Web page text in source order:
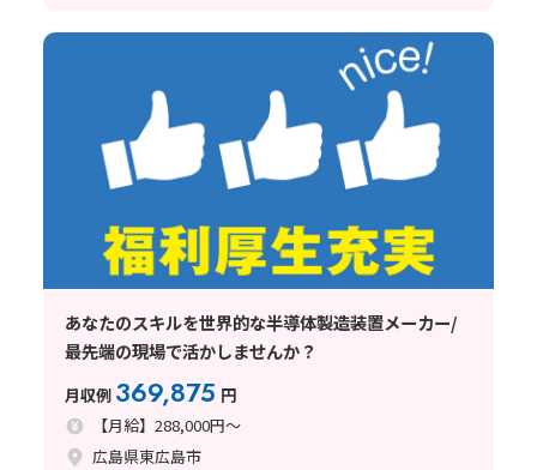
あなたのスキルを世界的な半導体製造装置メーカー/
最先端の現場で活かしませんか？
月収例 369,875 円
【月給】288,000円～
広島県東広島市